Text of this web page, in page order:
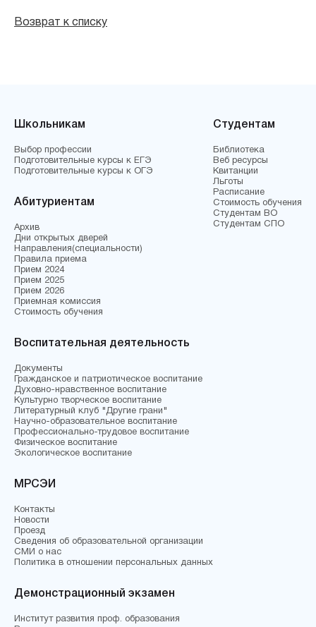
Возврат к списку
Школьникам
Выбор профессии
Подготовительные курсы к ЕГЭ
Подготовительные курсы к ОГЭ
Абитуриентам
Архив
Дни открытых дверей
Направления(специальности)
Правила приема
Прием 2024
Прием 2025
Прием 2026
Приемная комиссия
Стоимость обучения
Студентам
Библиотека
Веб ресурсы
Квитанции
Льготы
Расписание
Стоимость обучения
Студентам ВО
Студентам СПО
Воспитательная деятельность
Документы
Гражданское и патриотическое воспитание
Духовно-нравственное воспитание
Культурно творческое воспитание
Литературный клуб "Другие грани"
Научно-образовательное воспитание
Профессионально-трудовое воспитание
Физическое воспитание
Экологическое воспитание
МРСЭИ
Контакты
Новости
Проезд
Сведения об образовательной организации
СМИ о нас
Политика в отношении персональных данных
Демонстрационный экзамен
Институт развития проф. образования